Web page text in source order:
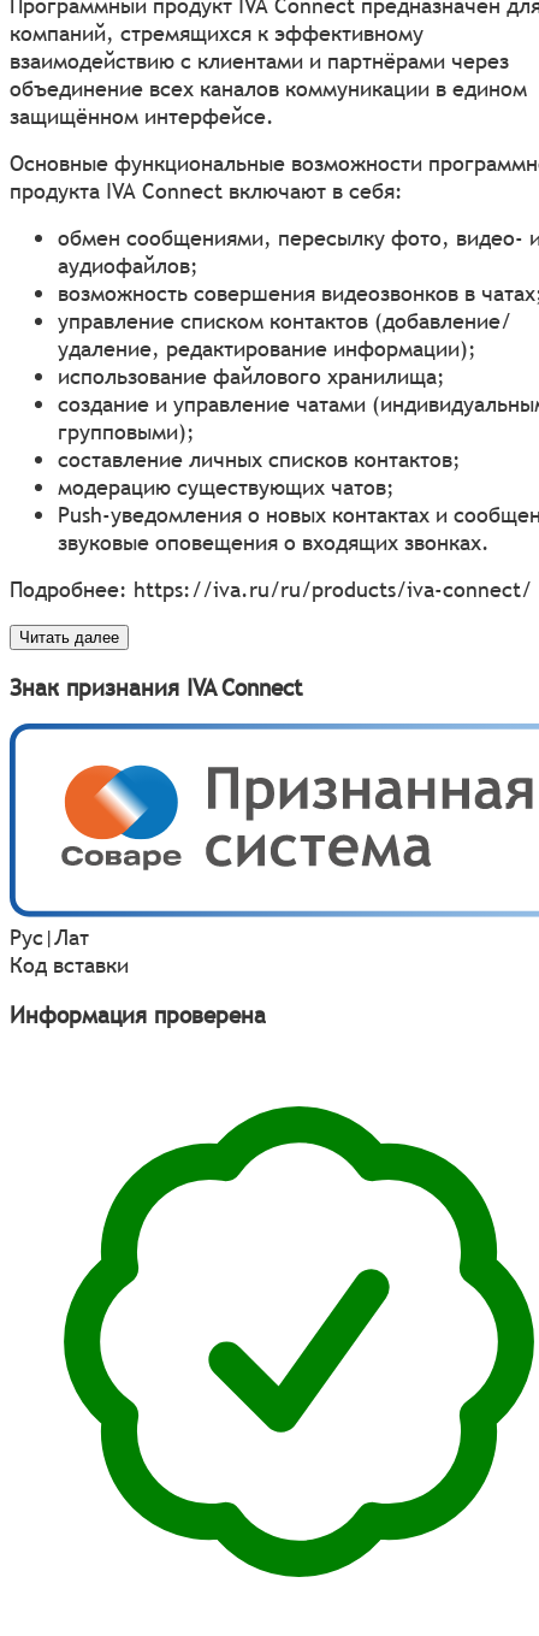
компаний, стремящихся к эффективному
взаимодействию с клиентами и партнёрами через
объединение всех каналов коммуникации в едином
защищённом интерфейсе.
Основные функциональные возможности
продукта IVA Connect включают в себя:
обмен сообщениями, пересылку фото, видео-
аудиофайлов;
возможность совершения видеозвонков в
управление списком контактов (добавление/
удаление, редактирование информации);
использование файлового хранилища;
создание и управление чатами
групповыми);
составление личных списков контактов;
модерацию существующих чатов;
Push-уведомления о новых контактах и
звуковые оповещения о входящих звонках.
Подробнее: https://iva.ru/ru/products/iva-connect/
Читать далее
Знак признания IVA Connect
Рус|Лат
Код вставки
Информация проверена